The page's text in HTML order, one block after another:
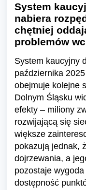
System
nabiera
chętniej
problemów
System kaucyjny
października
obejmuje kolejne
Dolnym Śląsku
efekty – miliony
rozwijającą się
większe
pokazują jednak,
dojrzewania, a
pozostaje
dostępność